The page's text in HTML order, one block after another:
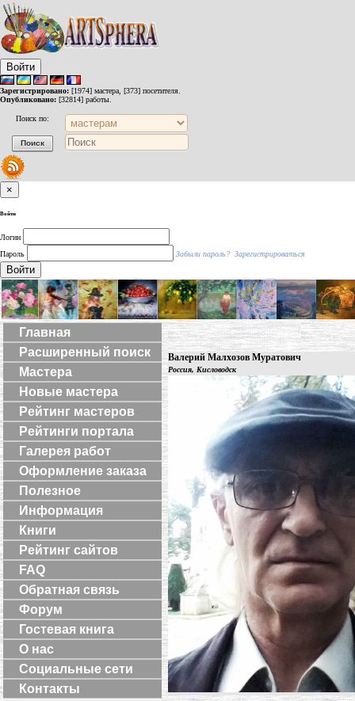
Войти
Зарегистрировано: [1974] мастера, [373] посетителя.
Опубликовано: [32814] работы.
Поиск по:
×
Войти
Логин
Пароль
Забыли пароль? Зарегистрироваться
Войти
Главная
Расширенный поиск
Мастера
Новые мастера
Рейтинг мастеров
Рейтинги портала
Галерея работ
Оформление заказа
Полезное
Информация
Книги
Рейтинг сайтов
FAQ
Обратная связь
Форум
Гостевая книга
О нас
Социальные сети
Контакты
Валерий Малхозов Муратович
Россия, Кисловодск